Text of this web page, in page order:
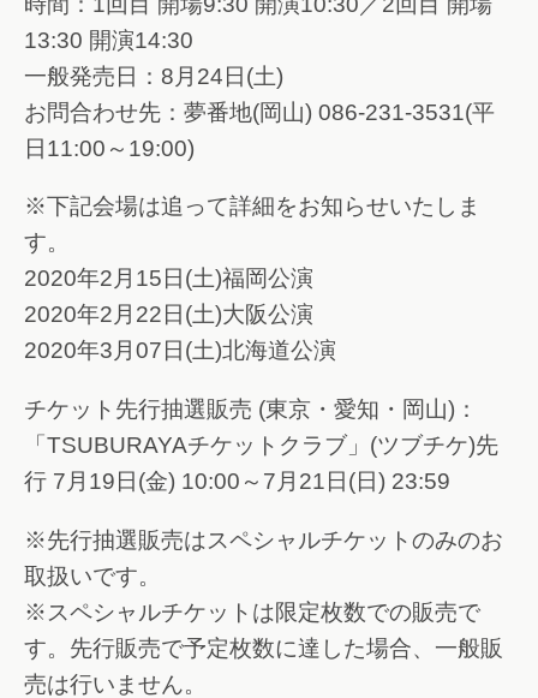
13:30 開演14:30
一般発売日：8月24日(土)
お問合わせ先：夢番地(岡山) 086-231-3531(平
日11:00～19:00)
※下記会場は追って詳細をお知らせいたしま
す。
2020年2月15日(土)福岡公演
2020年2月22日(土)大阪公演
2020年3月07日(土)北海道公演
チケット先行抽選販売 (東京・愛知・岡山)：
「TSUBURAYAチケットクラブ」(ツブチケ)先
行 7月19日(金) 10:00～7月21日(日) 23:59
※先行抽選販売はスペシャルチケットのみのお
取扱いです。
※スペシャルチケットは限定枚数での販売で
す。先行販売で予定枚数に達した場合、一般販
売は行いません。